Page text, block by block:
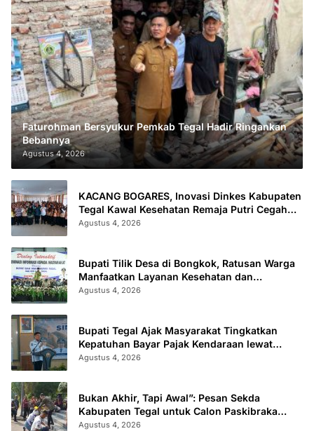
Faturohman Bersyukur Pemkab Tegal Hadir Ringankan
Bebannya
Agustus 4, 2026
KACANG BOGARES, Inovasi Dinkes Kabupaten
Tegal Kawal Kesehatan Remaja Putri Cegah
Stunting
Agustus 4, 2026
Bupati Tilik Desa di Bongkok, Ratusan Warga
Manfaatkan Layanan Kesehatan dan
Administrasi
Agustus 4, 2026
Bupati Tegal Ajak Masyarakat Tingkatkan
Kepatuhan Bayar Pajak Kendaraan lewat
“TULUS NGOPENI”
Agustus 4, 2026
Bukan Akhir, Tapi Awal”: Pesan Sekda
Kabupaten Tegal untuk Calon Paskibraka
2026
Agustus 4, 2026